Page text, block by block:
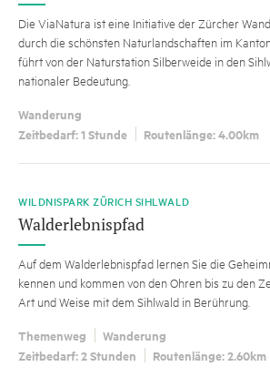
Die ViaNatura ist eine Initiative der Zürcher
durch die schönsten Naturlandschaften im
führt von der Naturstation Silberweide in den
nationaler Bedeutung.
Wanderung
Zeitbedarf: 1 Stunde
Routenlänge: 4.00km
WILDNISPARK ZÜRICH SIHLWALD
Walderlebnispfad
Auf dem Walderlebnispfad lernen Sie die
kennen und kommen von den Ohren bis zu den
Art und Weise mit dem Sihlwald in Berührung.
Themenweg
Wanderung
Zeitbedarf: 2 Stunden
Routenlänge: 2.60km